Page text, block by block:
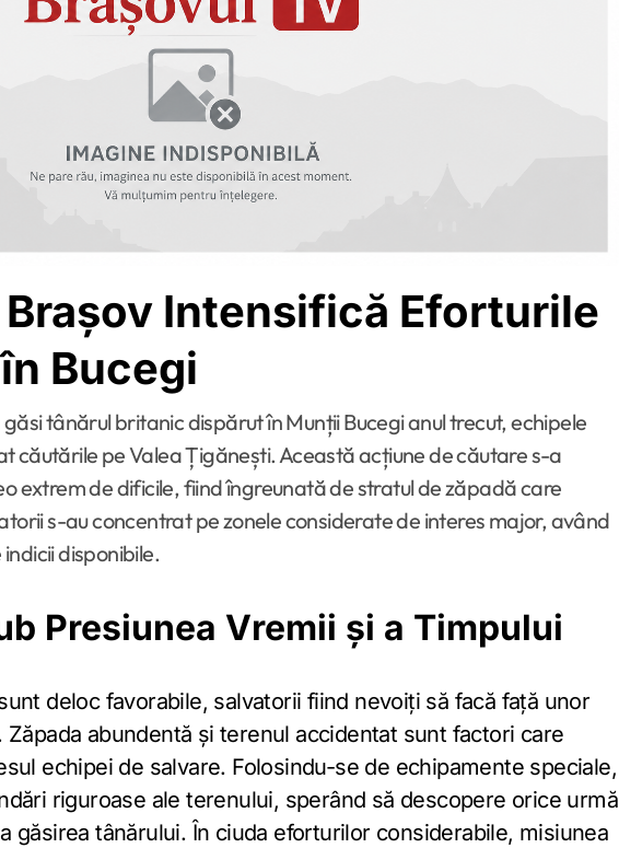
Intensifică Eforturile
Bucegi
căutările pe Valea Țigănești. Această acțiune de căutare s-a
extrem de dificile, fiind îngreunată de stratul de zăpadă care
s-au concentrat pe zonele considerate de interes major, având
disponibile.
Presiunea Vremii și a Timpului
abundentă și terenul accidentat sunt factori care
echipei de salvare. Folosindu-se de echipamente speciale,
riguroase ale terenului, sperând să descopere orice urmă
găsirea tânărului. În ciuda eforturilor considerabile, misiunea